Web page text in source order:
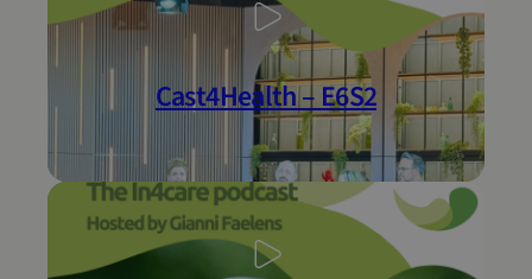
Cast4Health – E6S2